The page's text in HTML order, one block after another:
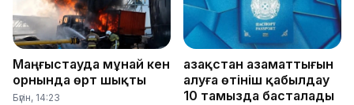
Маңғыстауда мұнай кен
орнында өрт шықты
Бүгін, 14:23
Қазақстан азаматтығын
алуға өтініш қабылдау
10 тамызда басталады